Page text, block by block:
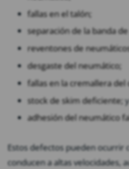
fallas en el talón;
separación de la banda
reventones de
desgaste del neumático;
fallas en la cremallera del
stock de skim deficiente; y
adhesión del neumático
Estos defectos pueden ocurrir
conducen a altas velocidades,